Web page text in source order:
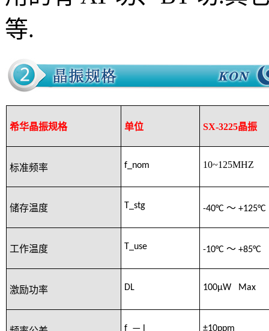
等.
希华晶振规格 单位 SX-3225晶振
标准频率 f_nom 10~125MHZ
储存温度 T_stg -40°C ～ +125°C
工作温度 T_use -10°C ～ +85°C
激励功率 DL 100μW Max
f_— l ±10ppm